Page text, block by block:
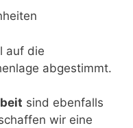
auf die
abgestimmt.
sind ebenfalls
wir eine